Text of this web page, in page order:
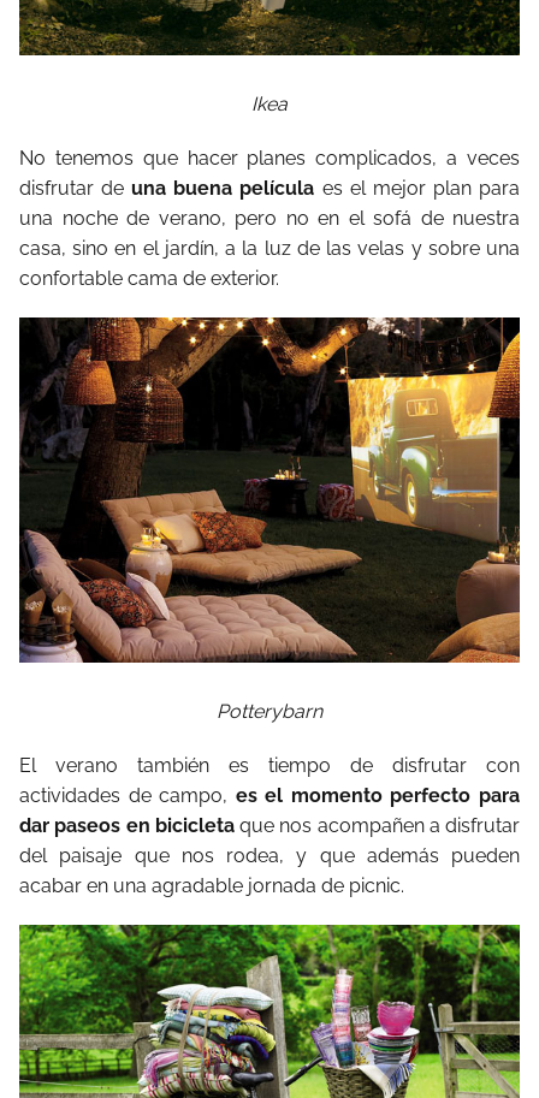
Ikea
No tenemos que hacer planes complicados, a veces
disfrutar deuna buena película es el mejor plan para
una noche de verano, pero no en el sofá de nuestra
casa, sino en el jardín, a la luz de las velas y sobre una
confortable cama de exterior.
Potterybarn
El verano también es tiempo de disfrutar con
actividades de campo, es el momento perfecto para
dar paseos en bicicletaque nos acompañen a disfrutar
del paisaje que nos rodea, y que además pueden
acabar en una agradable jornada de picnic.